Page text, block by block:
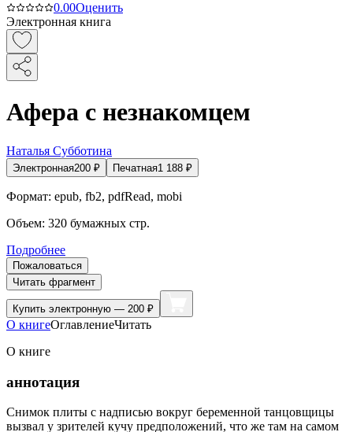
0.00Оценить
Электронная книга
Афера с незнакомцем
Наталья Субботина
Электронная200 ₽ Печатная1 188 ₽
Формат: epub, fb2, pdfRead, mobi
Объем: 320 бумажных стр.
Подробнее
Пожаловаться
Читать фрагмент
Купить электронную — 200 ₽
О книгеОглавлениеЧитать
О книге
аннотация
Снимок плиты с надписью вокруг беременной танцовщицы
вызвал у зрителей кучу предположений, что же там на самом